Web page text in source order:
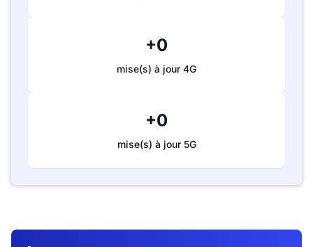
+0
mise(s) à jour 4G
+0
mise(s) à jour 5G